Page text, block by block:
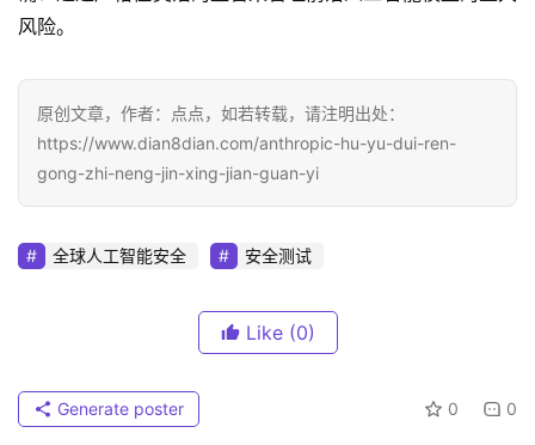
风险。
原创文章，作者：点点，如若转载，请注明出处：
https://www.dian8dian.com/anthropic-hu-yu-dui-ren-
gong-zhi-neng-jin-xing-jian-guan-yi
全球人工智能安全 安全测试
Like (0)
0 0
Generate poster